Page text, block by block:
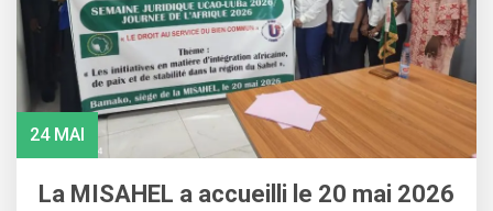
24 MAI
La MISAHEL a accueilli le 20 mai 2026